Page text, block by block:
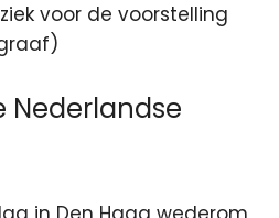
voor de voorstelling
Nederlandse